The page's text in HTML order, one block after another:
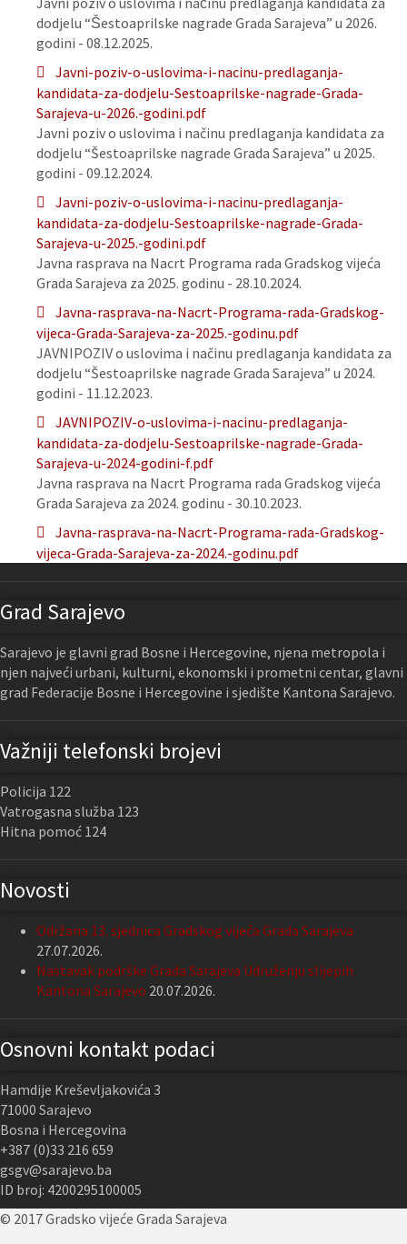
dodjelu “Šestoaprilske nagrade Grada Sarajeva” u 2026.
godini - 08.12.2025.
Javni-poziv-o-uslovima-i-nacinu-predlaganja-
kandidata-za-dodjelu-Sestoaprilske-nagrade-Grada-
Sarajeva-u-2026.-godini.pdf
Javni poziv o uslovima i načinu predlaganja kandidata za
dodjelu “Šestoaprilske nagrade Grada Sarajeva” u 2025.
godini - 09.12.2024.
Javni-poziv-o-uslovima-i-nacinu-predlaganja-
kandidata-za-dodjelu-Sestoaprilske-nagrade-Grada-
Sarajeva-u-2025.-godini.pdf
Javna rasprava na Nacrt Programa rada Gradskog vijeća
Grada Sarajeva za 2025. godinu - 28.10.2024.
Javna-rasprava-na-Nacrt-Programa-rada-Gradskog-
vijeca-Grada-Sarajeva-za-2025.-godinu.pdf
JAVNIPOZIV o uslovima i načinu predlaganja kandidata za
dodjelu “Šestoaprilske nagrade Grada Sarajeva” u 2024.
godini - 11.12.2023.
JAVNIPOZIV-o-uslovima-i-nacinu-predlaganja-
kandidata-za-dodjelu-Sestoaprilske-nagrade-Grada-
Sarajeva-u-2024-godini-f.pdf
Javna rasprava na Nacrt Programa rada Gradskog vijeća
Grada Sarajeva za 2024. godinu - 30.10.2023.
Javna-rasprava-na-Nacrt-Programa-rada-Gradskog-
vijeca-Grada-Sarajeva-za-2024.-godinu.pdf
Grad Sarajevo
Sarajevo je glavni grad Bosne i Hercegovine, njena metropola i
njen najveći urbani, kulturni, ekonomski i prometni centar, glavni
grad Federacije Bosne i Hercegovine i sjedište Kantona Sarajevo.
Važniji telefonski brojevi
Policija 122
Vatrogasna služba 123
Hitna pomoć 124
Novosti
Održana 13. sjednica Gradskog vijeća Grada Sarajeva
27.07.2026.
Nastavak podrške Grada Sarajeva Udruženju slijepih
Kantona Sarajevo 20.07.2026.
Osnovni kontakt podaci
Hamdije Kreševljakovića 3
71000 Sarajevo
Bosna i Hercegovina
+387 (0)33 216 659
gsgv@sarajevo.ba
ID broj: 4200295100005
© 2017 Gradsko vijeće Grada Sarajeva